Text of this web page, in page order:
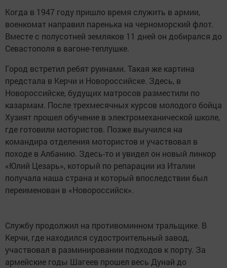
Когда в 1947 году пришло время служить в армии,
военкомат направил паренька на черноморский флот.
Вместе с полусотней земляков 11 дней он добирался до
Севастополя в вагоне-теплушке.
Город встретил ребят руинами. Такая же картина
предстала в Керчи и Новороссийске. Здесь, в
Новороссийске, будущих матросов разместили по
казармам. После трехмесячных курсов молодого бойца
Хузият прошел обучение в электромеханической школе,
где готовили мотористов. Позже выучился на
командира отделения мотористов и участвовал в
походе в Албанию. Здесь-то и увидел он новый линкор
«Юлий Цезарь», который по репарации из Италии
получала наша страна и который впоследствии был
переименован в «Новороссийск».
Службу продолжил на противоминном тральщике. В
Керчи, где находился судостроительный завод,
участвовал в разминировании подходов к порту. За
армейские годы Шагеев прошел весь Дунай до